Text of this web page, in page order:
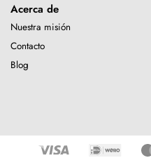
Acerca de
Nuestra misión
Contacto
Blog